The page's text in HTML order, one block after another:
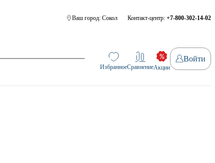
Ваш город: Сокол Контакт-центр: +7-800-302-14-02
ИзбранноеСравнениеАкции
Войти